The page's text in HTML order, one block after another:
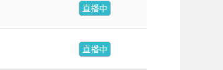
直播中
直播中